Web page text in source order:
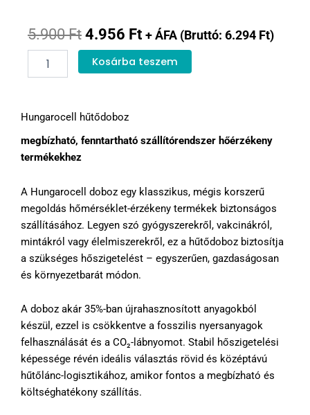
5.900Ft Original
price
5.900 Ft.
4.956 FtCurrent
price
+ ÁFA (Bruttó: 6.294 Ft)
Hungarocell
L
mennyiség
Kosárba teszem
Hungarocell hűtődoboz
megbízható, fenntartható szállítórendszer hőérzékeny
termékekhez
A Hungarocell doboz egy klasszikus, mégis korszerű
megoldás hőmérséklet-érzékeny termékek biztonságos
szállításához. Legyen szó gyógyszerekről, vakcinákról,
mintákról vagy élelmiszerekről, ez a hűtődoboz biztosítja
a szükséges hőszigetelést – egyszerűen, gazdaságosan
és környezetbarát módon.
A doboz akár 35%-ban újrahasznosított anyagokból
készül, ezzel is csökkentve a fosszilis nyersanyagok
felhasználását és a CO₂-lábnyomot. Stabil hőszigetelési
képessége révén ideális választás rövid és középtávú
hűtőlánc-logisztikához, amikor fontos a megbízható és
költséghatékony szállítás.